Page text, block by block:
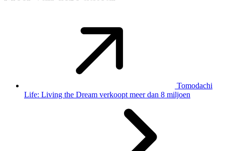
Tomodachi
Life: Living the Dream verkoopt meer dan 8 miljoen